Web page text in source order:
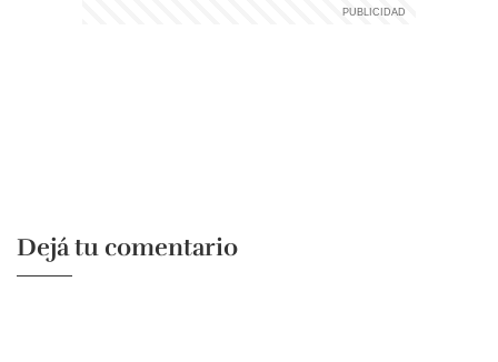
Dejá tu comentario